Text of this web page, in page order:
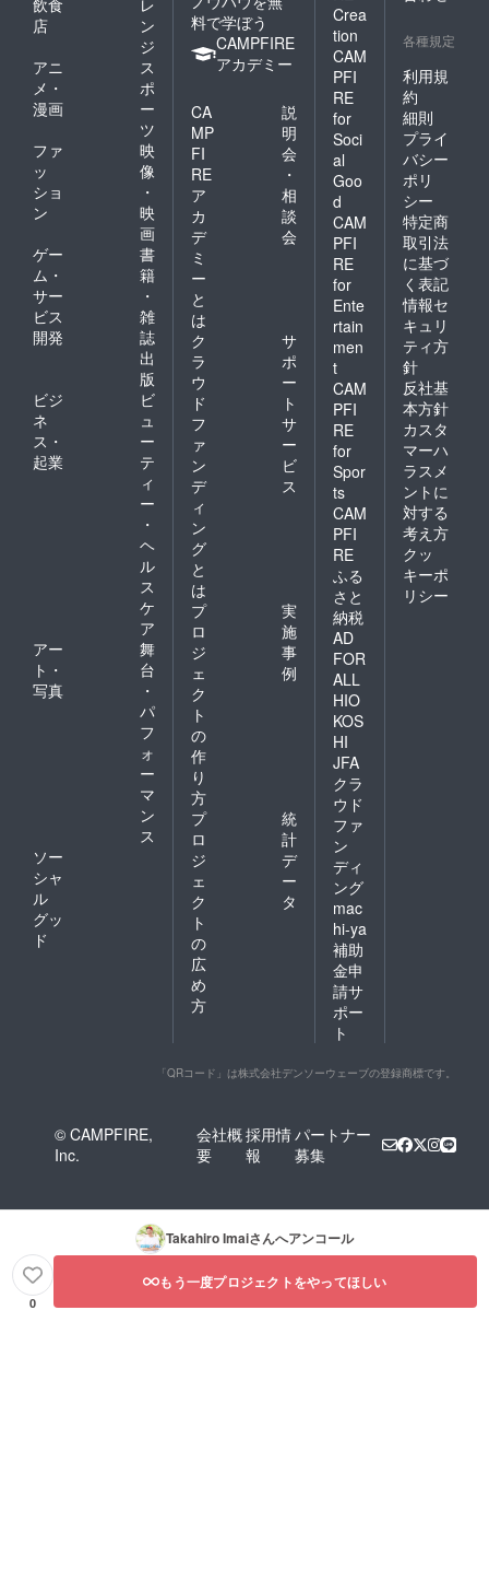
店
ン
ジ
アニ
メ・
漫画
ス
ポ
ー
ツ
ファ
ッ
ショ
ン
映
像
・
映
画
ゲー
ム・
サー
ビス
開発
書
籍
・
雑
誌
出
版
ビジ
ネ
ス・
起業
ビ
ュ
ー
テ
ィ
ー
・
ヘ
ル
ス
ケ
ア
アー
ト・
写真
舞
台
・
パ
フ
ォ
ー
マ
ン
ス
ソー
シャ
ル
グッ
ド
料で学ぼう
CAMPFIRE
アカデミー
CA
MP
FI
RE
ア
カ
デ
ミ
ー
と
は
説
明
会
・
相
談
会
ク
ラ
ウ
ド
フ
ァ
ン
デ
ィ
ン
グ
と
は
サ
ポ
ー
ト
サ
ー
ビ
ス
プ
ロ
ジ
ェ
ク
ト
の
作
り
方
実
施
事
例
プ
ロ
ジ
ェ
ク
ト
の
広
め
方
統
計
デ
ー
タ
Crea
tion
CAM
PFI
RE
for
Soci
al
Goo
d
CAM
PFI
RE
for
Ente
rtain
men
t
CAM
PFI
RE
for
Spor
ts
CAM
PFI
RE
ふる
さと
納税
AD
FOR
ALL
HIO
KOS
HI
JFA
クラ
ウド
ファ
ン
ディ
ング
mac
hi-ya
補助
金申
請サ
ポー
ト
各種規定
利用規
約
細則
プライ
バシー
ポリ
シー
特定商
取引法
に基づ
く表記
情報セ
キュリ
ティ方
針
反社基
本方針
カスタ
マーハ
ラスメ
ントに
対する
考え方
クッ
キーポ
リシー
「QRコード」は株式会社デンソーウェーブの登録商標です。
© CAMPFIRE,
Inc.
会社概
要
採用情
報
パートナー
募集
Takahiro Imaiさんへアンコール
0
もう一度プロジェクトをやってほしい